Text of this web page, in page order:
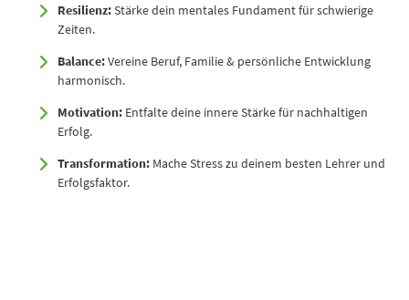
Resilienz:Stärke dein mentales Fundament für schwierige
Zeiten.
Balance:Vereine Beruf, Familie & persönliche Entwicklung
harmonisch.
Motivation: Entfalte deine innere Stärke für nachhaltigen
Erfolg.
Transformation: Mache Stress zu deinem besten Lehrer und
Erfolgsfaktor.